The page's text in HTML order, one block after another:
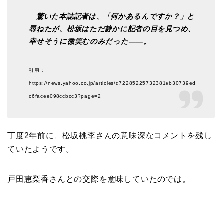
驚いた本誌記者は、「何かあるんですか？」と
尋ねたが、松坂はただ静かに記者の目を見つめ、
幸せそうに微笑むのみだった――。
引用：
https://news.yahoo.co.jp/articles/d72285225732381eb30739ed
c6facee098ccbcc3?page=2
丁度2年前に、松坂桃李さんの意味深なコメントを残し
ていたようです。
戸田恵梨香さんとの交際を意味していたのでは。